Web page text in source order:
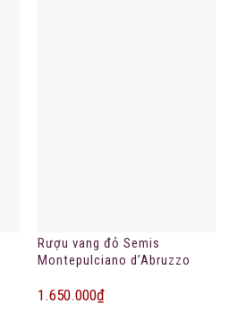
Rượu vang đỏ Semis
Montepulciano d’Abruzzo
1.650.000₫